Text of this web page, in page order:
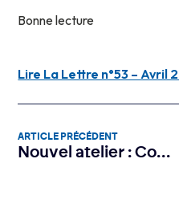
Bonne lecture
Lire La Lettre n°53 – Avril
ARTICLE PRÉCÉDENT
Nouvel atelier : Construire un projet innovant en Corse avec INIZIA